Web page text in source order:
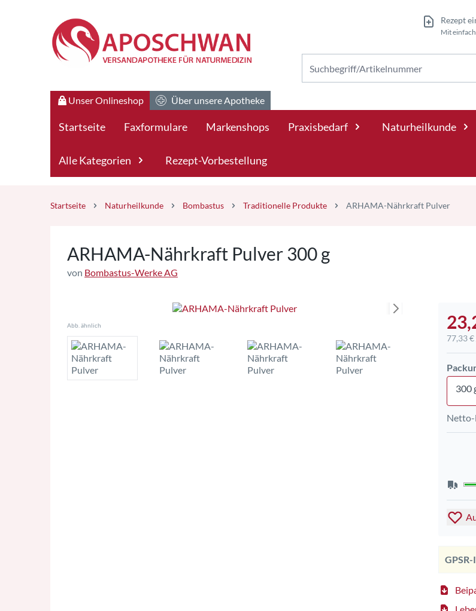
Rezept
Mit
Unser Onlineshop Über unsere Apotheke
Startseite Faxformulare Markenshops Praxisbedarf Naturheilkunde
Alle Kategorien Rezept-Vorbestellung
Startseite Naturheilkunde Bombastus Traditionelle Produkte ARHAMA-Nährkraft Pulver
ARHAMA-Nährkraft Pulver 300 g
von Bombastus-Werke AG
Abb. ähnlich
77,33 €
300
Netto-